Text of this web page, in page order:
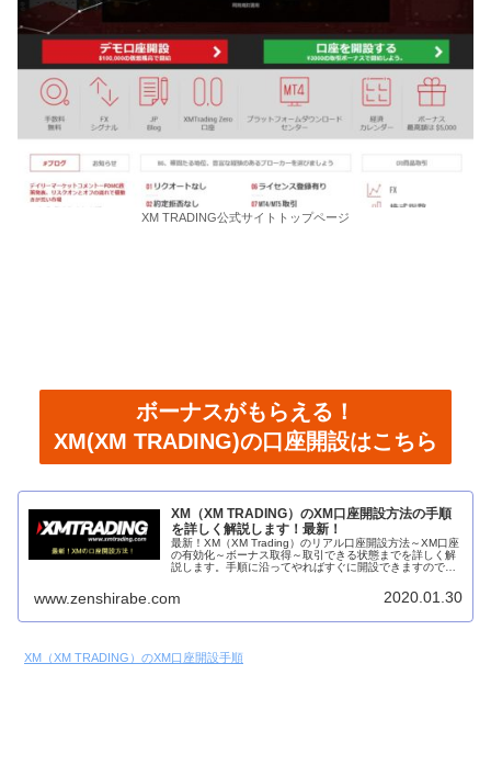
XM TRADING公式サイトトップページ
ボーナスがもらえる！
XM(XM TRADING)の口座開設はこちら
XM（XM TRADING）のXM口座開設方法の手順
を詳しく解説します！最新！
最新！XM（XM Trading）のリアル口座開設方法～XM口座
の有効化～ボーナス取得～取引できる状態までを詳しく解
説します。手順に沿ってやればすぐに開設できますので是
3,000円がもらえるので是非こちらから参加してくださ
い。
www.zenshirabe.com 2020.01.30
XM（XM TRADING）のXM口座開設手順